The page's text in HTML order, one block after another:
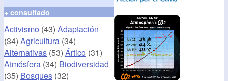
+ consultado
Activismo (43) Adaptación
(34) Agricultura (34)
Alternativas (53) Ártico (31)
Atmósfera (34) Biodiversidad
(35) Bosques (32)